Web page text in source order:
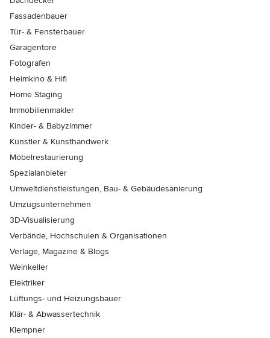
Fassadenbauer
Tür- & Fensterbauer
Garagentore
Fotografen
Heimkino & Hifi
Home Staging
Immobilienmakler
Kinder- & Babyzimmer
Künstler & Kunsthandwerk
Möbelrestaurierung
Spezialanbieter
Umweltdienstleistungen, Bau- & Gebäudesanierung
Umzugsunternehmen
3D-Visualisierung
Verbände, Hochschulen & Organisationen
Verlage, Magazine & Blogs
Weinkeller
Elektriker
Lüftungs- und Heizungsbauer
Klär- & Abwassertechnik
Klempner